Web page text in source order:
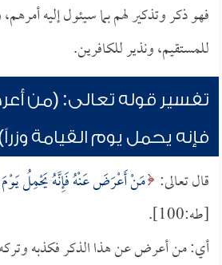
فهو ذكر وتذكير لهم بما سيئول إليه
للمستقيم، ونذير للكافرين.
تفسير قوله تعالى: (من
فإنه يحمل يوم القيامة
قال تعالى: مَنْ أَعْرَضَ عَنْهُ فَإِنَّهُ يَحْمِلُ يَوْمَ
[طه:100].
أي: من أعرض عن هذا الذكر فكذبه